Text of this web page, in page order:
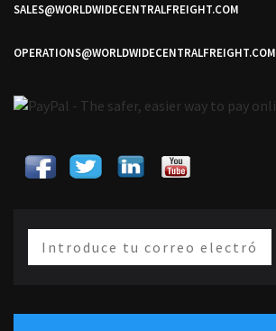
SALES@WORLDWIDECENTRALFREIGHT.COM
OPERATIONS@WORLDWIDECENTRALFREIGHT.COM